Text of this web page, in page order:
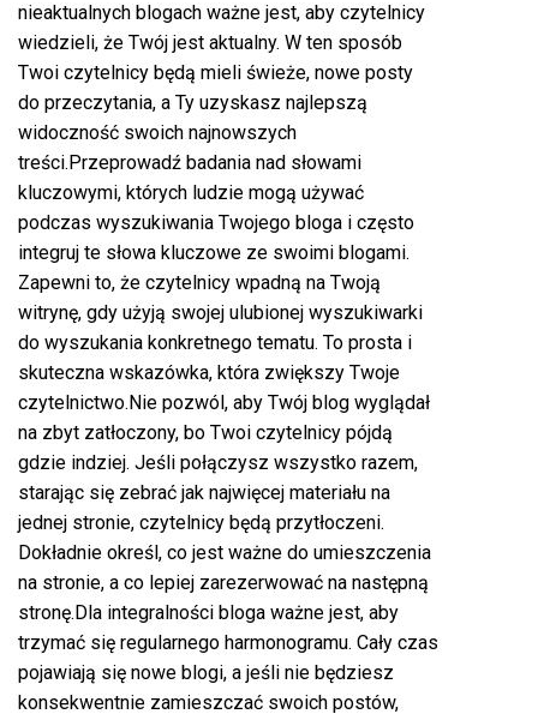
nieaktualnych blogach ważne jest, aby czytelnicy
wiedzieli, że Twój jest aktualny. W ten sposób
Twoi czytelnicy będą mieli świeże, nowe posty
do przeczytania, a Ty uzyskasz najlepszą
widoczność swoich najnowszych
treści.Przeprowadź badania nad słowami
kluczowymi, których ludzie mogą używać
podczas wyszukiwania Twojego bloga i często
integruj te słowa kluczowe ze swoimi blogami.
Zapewni to, że czytelnicy wpadną na Twoją
witrynę, gdy użyją swojej ulubionej wyszukiwarki
do wyszukania konkretnego tematu. To prosta i
skuteczna wskazówka, która zwiększy Twoje
czytelnictwo.Nie pozwól, aby Twój blog wyglądał
na zbyt zatłoczony, bo Twoi czytelnicy pójdą
gdzie indziej. Jeśli połączysz wszystko razem,
starając się zebrać jak najwięcej materiału na
jednej stronie, czytelnicy będą przytłoczeni.
Dokładnie określ, co jest ważne do umieszczenia
na stronie, a co lepiej zarezerwować na następną
stronę.Dla integralności bloga ważne jest, aby
trzymać się regularnego harmonogramu. Cały czas
pojawiają się nowe blogi, a jeśli nie będziesz
konsekwentnie zamieszczać swoich postów,